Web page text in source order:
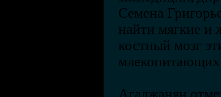
Семена
найти мягкие и
костный мозг
Агаджанян